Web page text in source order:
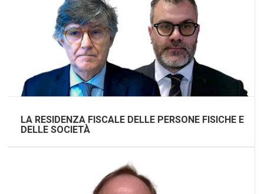
LA RESIDENZA FISCALE DELLE PERSONE FISICHE E
DELLE SOCIETÀ